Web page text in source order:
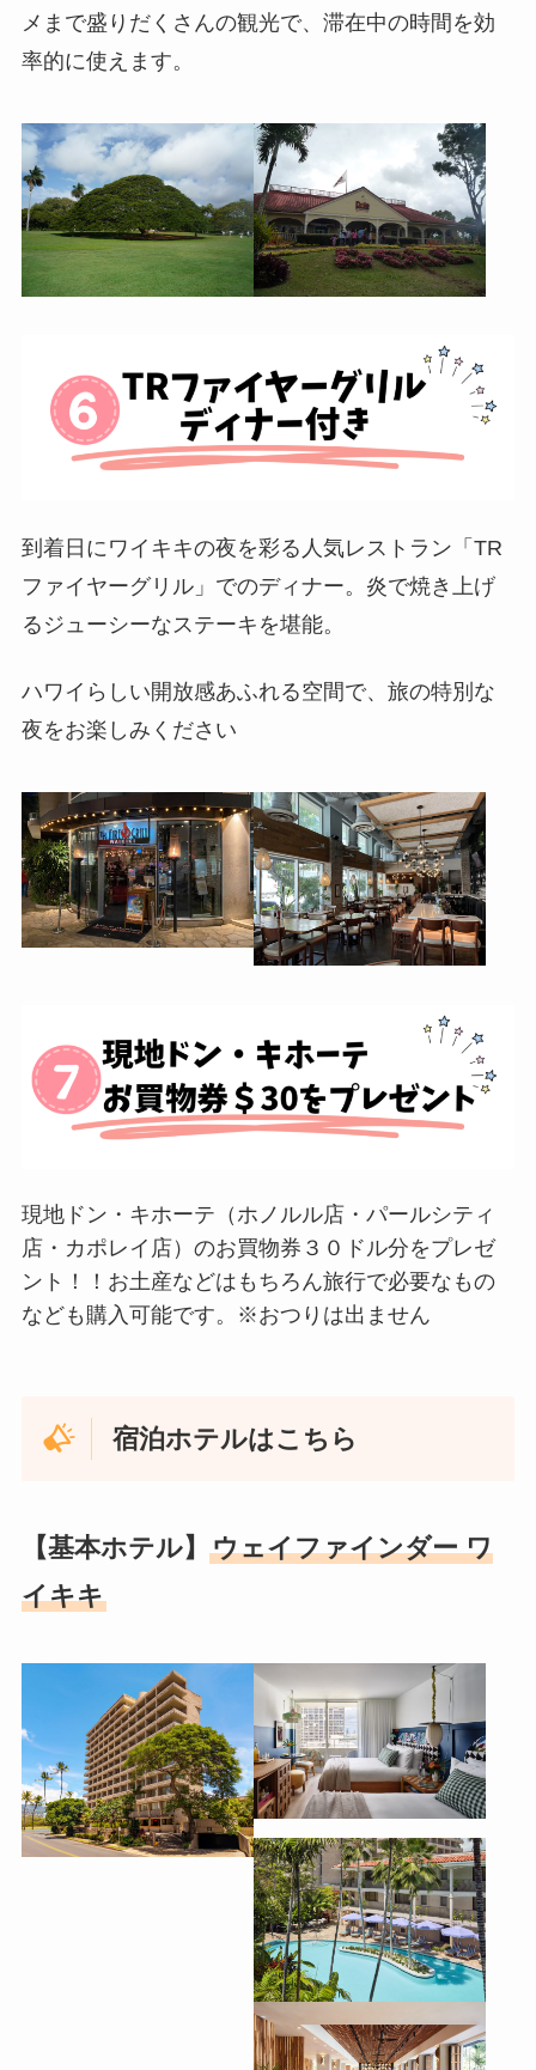
メまで盛りだくさんの観光で、滞在中の時間を効
率的に使えます。
到着日にワイキキの夜を彩る人気レストラン「TR
ファイヤーグリル」でのディナー。炎で焼き上げ
るジューシーなステーキを堪能。
ハワイらしい開放感あふれる空間で、旅の特別な
夜をお楽しみください
現地ドン・キホーテ（ホノルル店・パールシティ
店・カポレイ店）のお買物券３０ドル分をプレゼ
ント！！お土産などはもちろん旅行で必要なもの
なども購入可能です。※おつりは出ません
宿泊ホテルはこちら
【基本ホテル】 ウェイファインダー ワ
イキキ